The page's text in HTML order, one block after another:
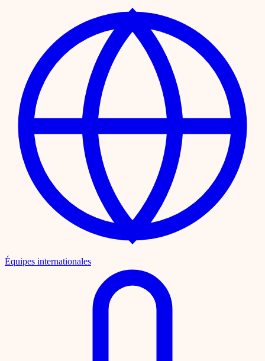
Équipes internationales